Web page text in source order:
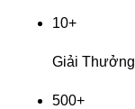
10+
Giải Thưởng
500+